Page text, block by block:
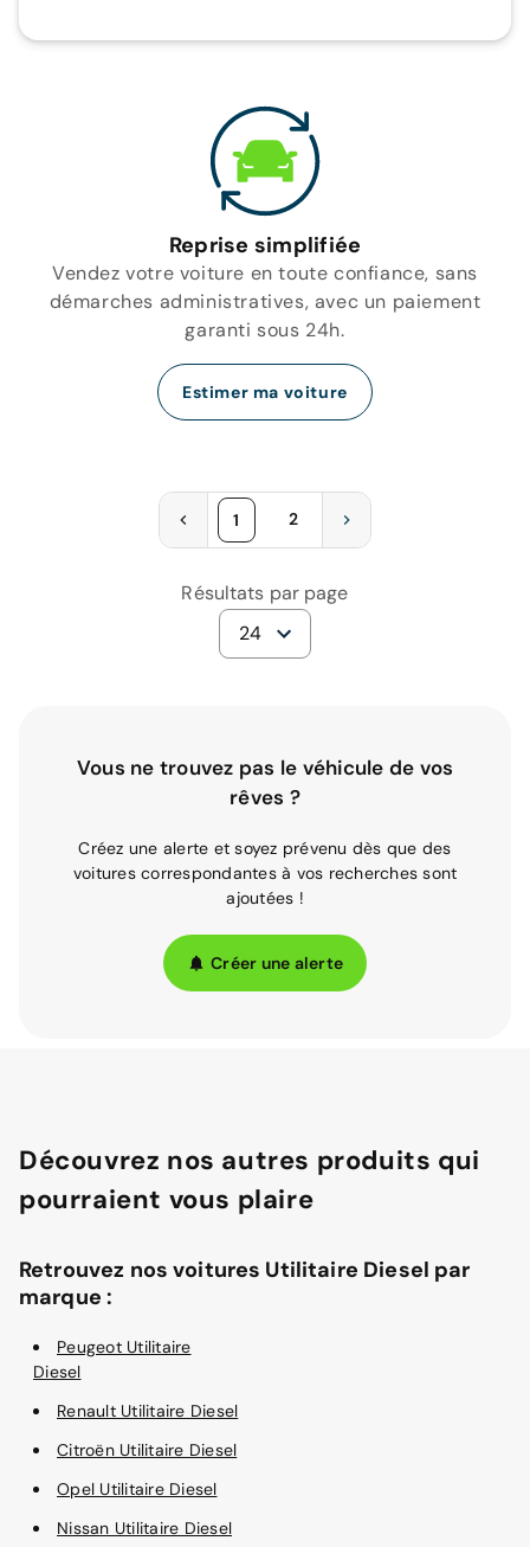
Reprise simplifiée
Vendez votre voiture en toute confiance, sans
démarches administratives, avec un paiement
garanti sous 24h.
Estimer ma voiture
1 2
Résultats par page
24
Vous ne trouvez pas le véhicule de vos
rêves ?
Créez une alerte et soyez prévenu dès que des
voitures correspondantes à vos recherches sont
ajoutées !
Créer une alerte
Découvrez nos autres produits qui
pourraient vous plaire
Retrouvez nos voitures Utilitaire Diesel par
marque :
Peugeot Utilitaire
Diesel
Renault Utilitaire Diesel
Citroën Utilitaire Diesel
Opel Utilitaire Diesel
Nissan Utilitaire Diesel